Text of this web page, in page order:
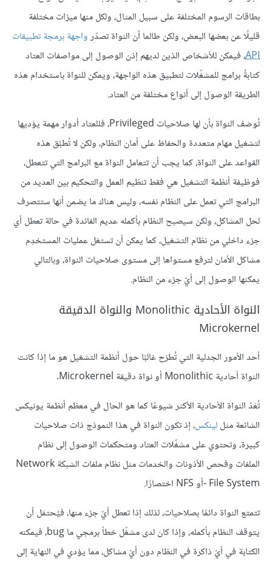
بطاقات الرسوم المختلفة على سبيل المثال، ولكل منها ميزات مختلفة
قليلًا عن بعضها البعض، ولكن طالما أن النواة تصدّرواجهة برمجة تطبيقات
API، فيمكن للأشخاص الذين لديهم إذن الوصول إلى مواصفات العتاد
كتابةُ برامج للمشغّلات لتطبيق هذه الواجهة، ويمكن للنواة باستخدام هذه
الطريقة الوصول إلى أنواع مختلفة من العتاد.
تُوصَف النواة بأن لها صلاحيات Privileged، فللعتاد أدوار مهمة يؤديها
لتشغيل مهام متعددة والحفاظ على أمان النظام، ولكن لا تُطبَّق هذه
القواعد على النواة، كما يجب أن تتعامل النواة مع البرامج التي تتعطل،
فوظيفة أنظمة التشغيل هي فقط تنظيم العمل والتحكيم بين العديد من
البرامج التي تعمل على النظام نفسه، وليس هناك ما يضمن أنها ستتصرف
لحل المشاكل، ولكن سيصبح النظام بأكمله عديم الفائدة في حالة تعطل أي
جزء داخلي من نظام التشغيل، كما يمكن أن تستغل عمليات المستخدِم
مشاكل الأمان لترفع مستواها إلى مستوى صلاحيات النواة، وبالتالي
يمكنها الوصول إلى أيّ جزء من النظام.
النواة الأحادية Monolithic والنواة الدقيقة
Microkernel
أحد الأمور الجدلية التي تُطرَح غالبًا حول أنظمة التشغيل هو ما إذا كانت
النواة أحادية Monolithic أو نواة دقيقة Microkernel.
تُعَدّ النواة الأحادية الأكثر شيوعًا كما هو الحال في معظم أنظمة يونيكس
الشائعة مثللينكس، إذ تكون النواة في هذا النموذج ذات صلاحيات
كبيرة، وتحتوي على مشغّلات العتاد ومتحكمات الوصول إلى نظام
الملفات وفحص الأذونات والخدمات مثل نظام ملفات الشبكة Network
File System -أو NFS اختصارًا.
تتمتع النواة دائمًا بصلاحيات، لذلك إذا تعطل أيّ جزء منها، فيُحتمَل أن
يتوقف النظام بأكمله، وإذا كان لدى مشغّل خطأ برمجي ما bug، فيمكنه
الكتابة في أيّ ذاكرة في النظام دون أيّ مشاكل، مما يؤدي في النهاية إلى